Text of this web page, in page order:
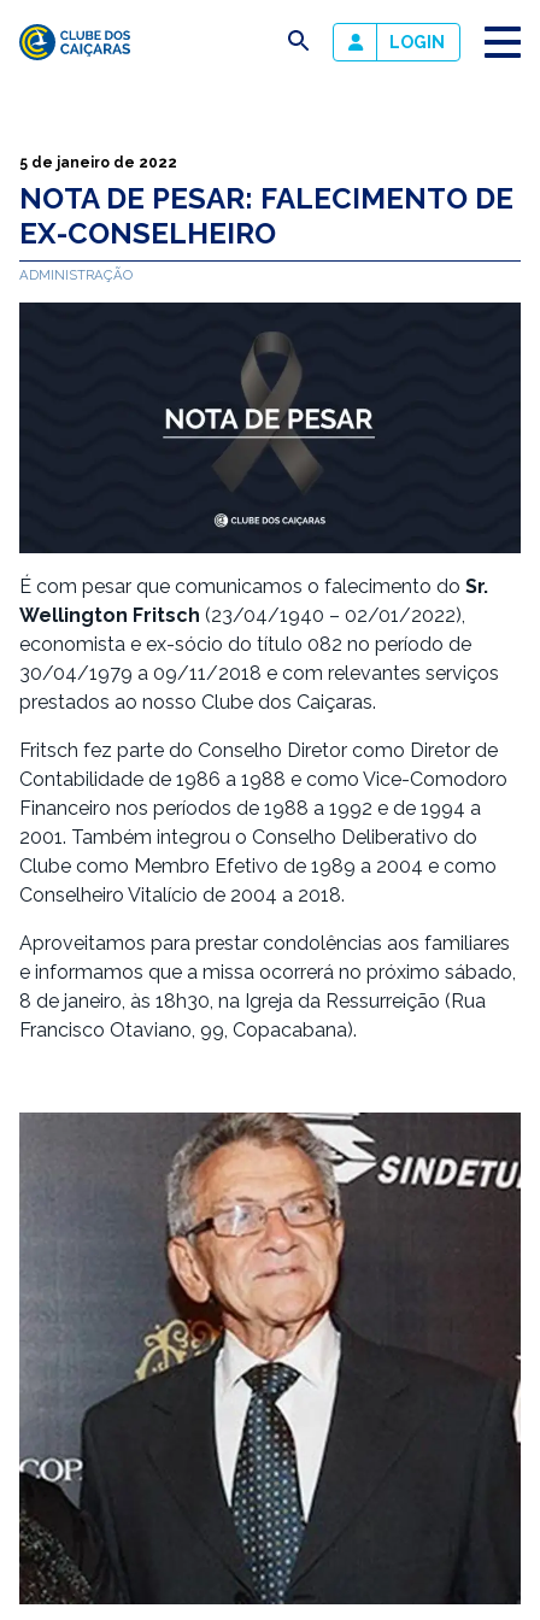
Caiçaras
busca LOGIN
5 de janeiro de 2022
NOTA DE PESAR: FALECIMENTO DE
EX-CONSELHEIRO
ADMINISTRAÇÃO
É com pesar que comunicamos o falecimento do Sr.
Wellington Fritsch (23/04/1940 – 02/01/2022),
economista e ex-sócio do título 082 no período de
30/04/1979 a 09/11/2018 e com relevantes serviços
prestados ao nosso Clube dos Caiçaras.
Fritsch fez parte do Conselho Diretor como Diretor de
Contabilidade de 1986 a 1988 e como Vice-Comodoro
Financeiro nos períodos de 1988 a 1992 e de 1994 a
2001. Também integrou o Conselho Deliberativo do
Clube como Membro Efetivo de 1989 a 2004 e como
Conselheiro Vitalício de 2004 a 2018.
Aproveitamos para prestar condolências aos familiares
e informamos que a missa ocorrerá no próximo sábado,
8 de janeiro, às 18h30, na Igreja da Ressurreição (Rua
Francisco Otaviano, 99, Copacabana).